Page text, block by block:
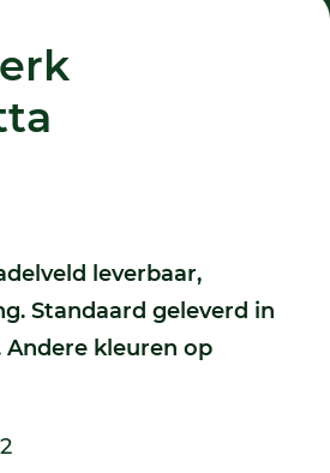
leverbaar,
Standaard geleverd in
kleuren op
2